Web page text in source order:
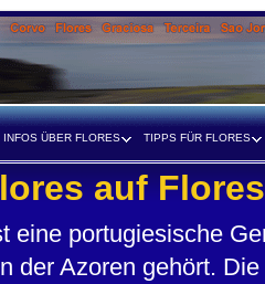
INFOS ÜBER FLORES TIPPS FÜR FLORES
auf Flores
eine portugiesische
der Azoren gehört.